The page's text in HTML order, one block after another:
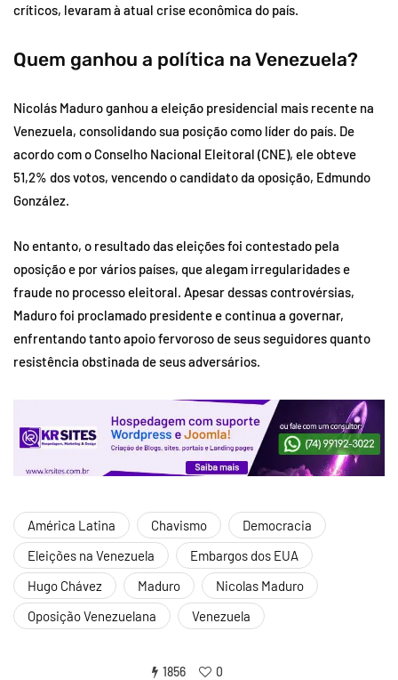
críticos, levaram à atual crise econômica do país.
Quem ganhou a política na Venezuela?
Nicolás Maduro ganhou a eleição presidencial mais recente na
Venezuela, consolidando sua posição como líder do país. De
acordo com o Conselho Nacional Eleitoral (CNE), ele obteve
51,2% dos votos, vencendo o candidato da oposição, Edmundo
González.
No entanto, o resultado das eleições foi contestado pela
oposição e por vários países, que alegam irregularidades e
fraude no processo eleitoral. Apesar dessas controvérsias,
Maduro foi proclamado presidente e continua a governar,
enfrentando tanto apoio fervoroso de seus seguidores quanto
resistência obstinada de seus adversários.
América Latina Chavismo
Democracia
Eleições na Venezuela
Embargos dos EUA
Hugo Chávez
Maduro
Nicolas Maduro
Oposição Venezuelana
Venezuela
1856 0